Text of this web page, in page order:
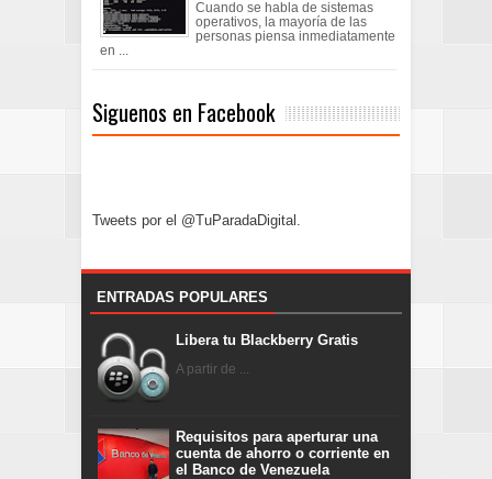
Cuando se habla de sistemas
operativos, la mayoría de las
personas piensa inmediatamente
en ...
Siguenos en Facebook
Tweets por el @TuParadaDigital.
ENTRADAS POPULARES
Libera tu Blackberry Gratis
A partir de ...
Requisitos para aperturar una
cuenta de ahorro o corriente en
el Banco de Venezuela